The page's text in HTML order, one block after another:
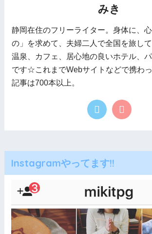
みき
静岡在住のフリーライター。身体に、
の」を求めて、夫婦二人で全国を旅して
温泉、カフェ、居心地の良いホテル、
です☆これまでWebサイトなどで携わ
記事は700本以上。
Instagramやってます!!